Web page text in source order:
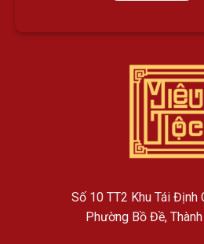
Số 10 TT2 Khu Tái Định
Phường Bồ Đề,